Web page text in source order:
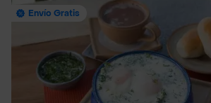
Envío Gratis